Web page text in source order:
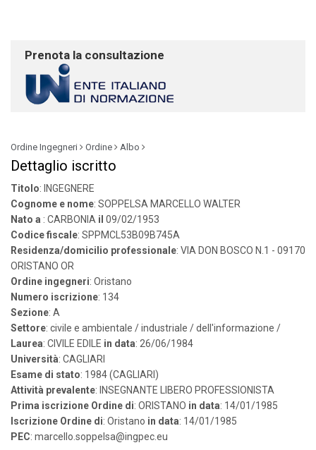
Prenota la consultazione
Ordine Ingegneri Ordine Albo
Dettaglio iscritto
Titolo: INGEGNERE
Cognome e nome: SOPPELSA MARCELLO WALTER
Nato a : CARBONIA il 09/02/1953
Codice fiscale: SPPMCL53B09B745A
Residenza/domicilio professionale: VIA DON BOSCO N.1 - 09170
ORISTANO OR
Ordine ingegneri: Oristano
Numero iscrizione: 134
Sezione: A
Settore: civile e ambientale / industriale / dell'informazione /
Laurea: CIVILE EDILE in data: 26/06/1984
Università: CAGLIARI
Esame di stato: 1984 (CAGLIARI)
Attività prevalente: INSEGNANTE LIBERO PROFESSIONISTA
Prima iscrizione Ordine di: ORISTANO in data: 14/01/1985
Iscrizione Ordine di: Oristano in data: 14/01/1985
PEC: marcello.soppelsa@ingpec.eu